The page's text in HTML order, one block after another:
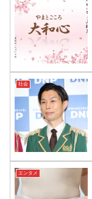
社会
エンタメ